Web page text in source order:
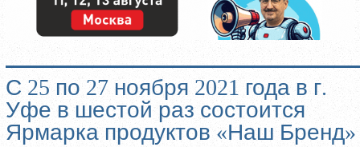
С 25 по 27 ноября 2021 года в г.
Уфе в шестой раз состоится
Ярмарка продуктов «Наш Бренд»